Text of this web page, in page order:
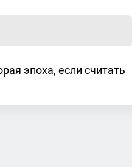
эпоха, если считать